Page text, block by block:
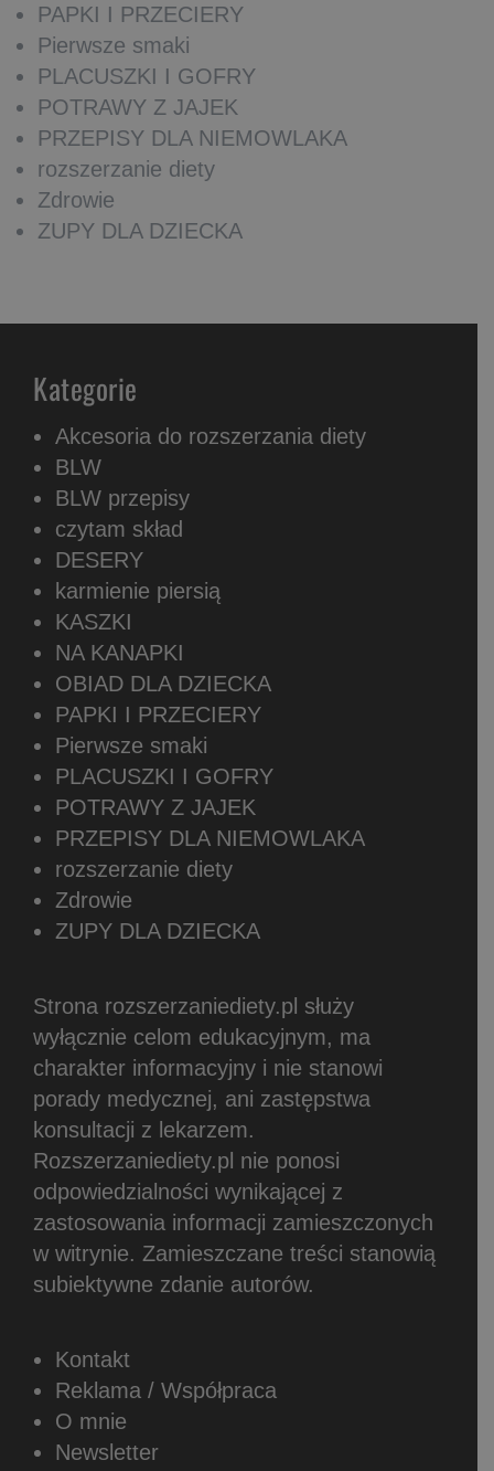
PAPKI I PRZECIERY
Pierwsze smaki
PLACUSZKI I GOFRY
POTRAWY Z JAJEK
PRZEPISY DLA NIEMOWLAKA
rozszerzanie diety
Zdrowie
ZUPY DLA DZIECKA
Kategorie
Akcesoria do rozszerzania diety
BLW
BLW przepisy
czytam skład
DESERY
karmienie piersią
KASZKI
NA KANAPKI
OBIAD DLA DZIECKA
PAPKI I PRZECIERY
Pierwsze smaki
PLACUSZKI I GOFRY
POTRAWY Z JAJEK
PRZEPISY DLA NIEMOWLAKA
rozszerzanie diety
Zdrowie
ZUPY DLA DZIECKA
Strona rozszerzaniediety.pl służy
wyłącznie celom edukacyjnym, ma
charakter informacyjny i nie stanowi
porady medycznej, ani zastępstwa
konsultacji z lekarzem.
Rozszerzaniediety.pl nie ponosi
odpowiedzialności wynikającej z
zastosowania informacji zamieszczonych
w witrynie. Zamieszczane treści stanowią
subiektywne zdanie autorów.
Kontakt
Reklama / Współpraca
O mnie
Newsletter